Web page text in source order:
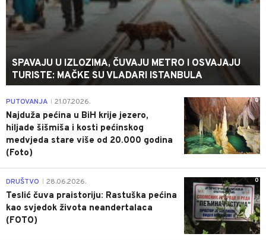
SPAVAJU U IZLOZIMA, ČUVAJU METRO I OSVAJAJU
TURISTE: MAČKE SU VLADARI ISTANBULA
0
PUTOVANJA 21.07.2026.
Najduža pećina u BiH krije jezero,
hiljade šišmiša i kosti pećinskog
medvjeda stare više od 20.000 godina
(Foto)
0
DRUŠTVO 28.06.2026.
Teslić čuva praistoriju: Rastuška pećina
kao svjedok života neandertalaca
(FOTO)